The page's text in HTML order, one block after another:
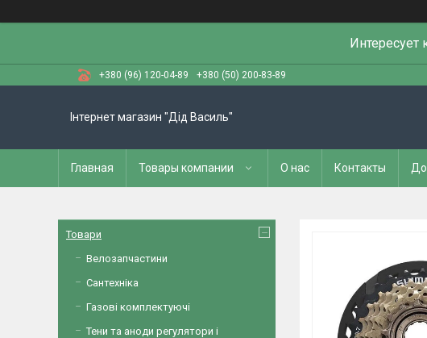
Интересует
+380 (96) 120-04-89 +380 (50) 200-83-89
Інтернет магазин "Дід Василь"
Главная Товары компании О нас Контакты
Товари
Велозапчастини
Сантехніка
Газові комплектуючі
Тени та аноди регулятори і